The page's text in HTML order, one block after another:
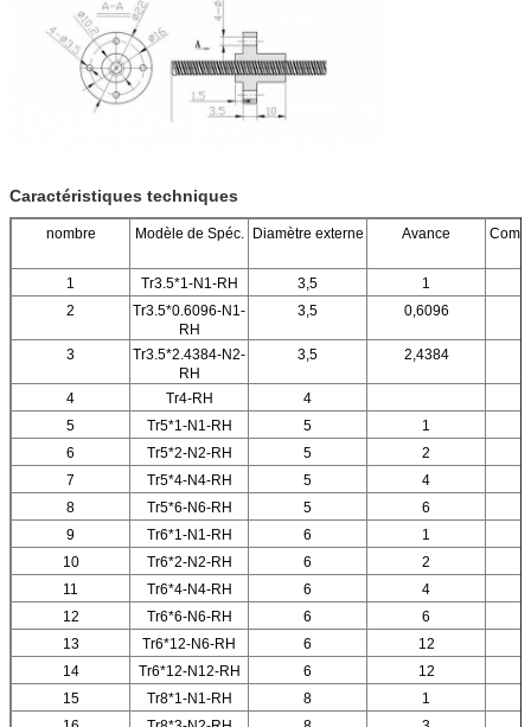
Caractéristiques techniques
nombre Modèle de Spéc. Diamètre externe Avance
1 Tr3.5*1-N1-RH 3,5
1
2
Tr3.5*0.6096-N1-
RH
3,5 0,6096
3
Tr3.5*2.4384-N2-
RH
3,5 2,4384
4 Tr4-RH
4
5
Tr5*1-N1-RH 5
1
6
Tr5*2-N2-RH 5
2
7
Tr5*4-N4-RH 5
4
8
Tr5*6-N6-RH 5
6
9
Tr6*1-N1-RH 6
1
10
Tr6*2-N2-RH 6
2
11
Tr6*4-N4-RH 6
4
12
Tr6*6-N6-RH 6
6
13
Tr6*12-N6-RH 6
12
14
Tr6*12-N12-RH 6
12
15
Tr8*1-N1-RH 8
1